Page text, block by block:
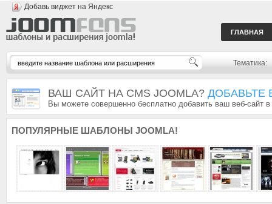
Добавь виджет на Яндекс
ГЛАВНАЯ
Тематика:
ВАШ САЙТ НА CMS JOOMLA? ДОБАВЬТЕ
Вы можете совершенно бесплатно добавить ваш веб-сайт
ПОПУЛЯРНЫЕ ШАБЛОНЫ JOOMLA!